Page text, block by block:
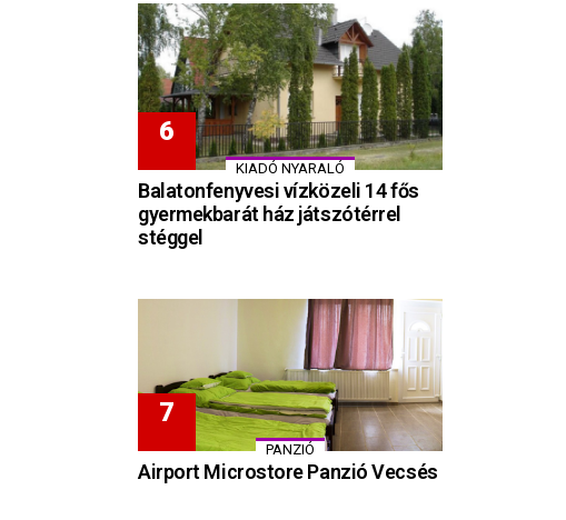
KIADÓ NYARALÓ
Balatonfenyvesi vízközeli 14 fős
gyermekbarát ház játszótérrel
stéggel
PANZIÓ
Airport Microstore Panzió Vecsés